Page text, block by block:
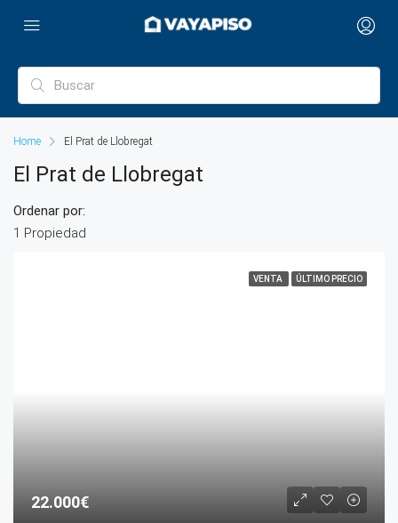
Home El Prat de Llobregat
El Prat de Llobregat
1 Propiedad
Ordenar por:
VENTA ÚLTIMO PRECIO
22.000€